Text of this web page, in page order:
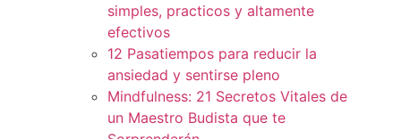
simples, practicos y altamente
efectivos
12 Pasatiempos para reducir la
ansiedad y sentirse pleno
Mindfulness: 21 Secretos Vitales de
un Maestro Budista que te